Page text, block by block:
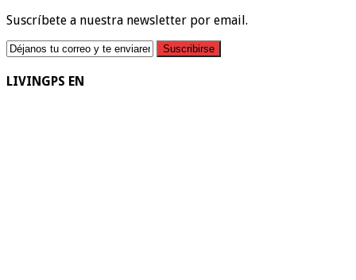
Suscríbete a nuestra newsletter por email.
LIVINGPS EN